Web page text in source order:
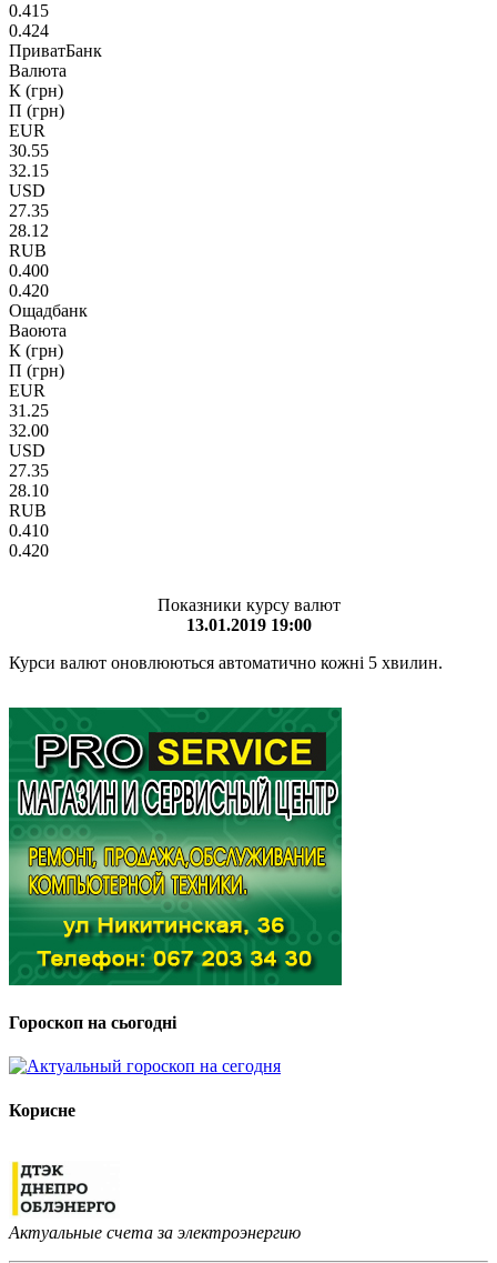
0.415
0.424
ПриватБанк
Валюта
К (грн)
П (грн)
EUR
30.55
32.15
USD
27.35
28.12
RUB
0.400
0.420
Ощадбанк
Ваоюта
К (грн)
П (грн)
EUR
31.25
32.00
USD
27.35
28.10
RUB
0.410
0.420
Показники курсу валют
13.01.2019 19:00
Курси валют оновлюються автоматично кожні 5 хвилин.
Гороскоп на сьогодні
Корисне
Актуальные счета за электроэнергию